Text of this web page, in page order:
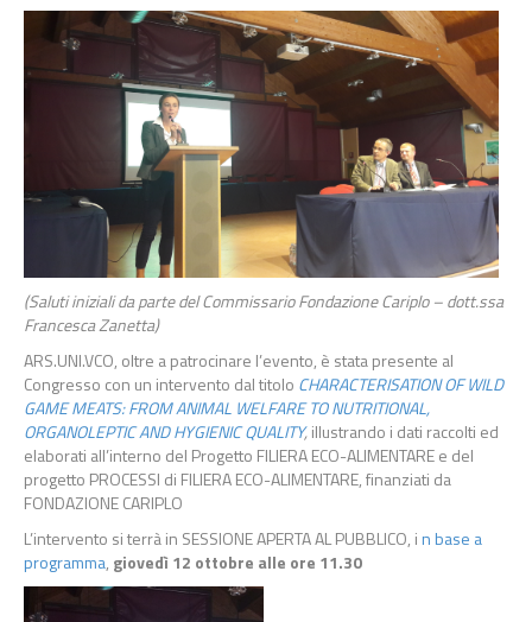
(Saluti iniziali da parte del Commissario Fondazione Cariplo – dott.ssa
Francesca Zanetta)
ARS.UNI.VCO, oltre a patrocinare l’evento, è stata presente al
Congresso con un intervento dal titolo CHARACTERISATION OF WILD
GAME MEATS: FROM ANIMAL WELFARE TO NUTRITIONAL,
ORGANOLEPTIC AND HYGIENIC QUALITY,illustrando i dati raccolti ed
elaborati all’interno del Progetto FILIERA ECO-ALIMENTARE e del
progetto PROCESSI di FILIERA ECO-ALIMENTARE, finanziati da
FONDAZIONE CARIPLO
L’intervento si terrà in SESSIONE APERTA AL PUBBLICO, in base a
programma, giovedì 12 ottobre alle ore 11.30